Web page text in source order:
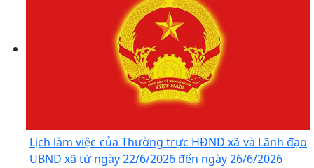
Lịch làm việc của Thường trực HĐND xã và Lãnh đạo
UBND xã từ ngày 22/6/2026 đến ngày 26/6/2026